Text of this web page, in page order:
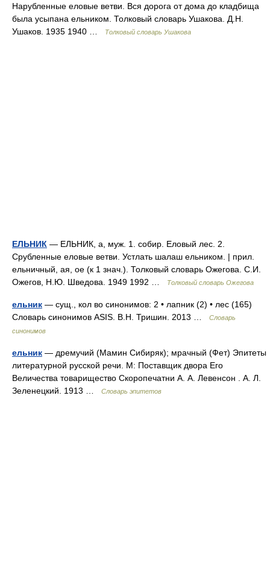
Нарубленные еловые ветви. Вся дорога от дома до кладбища
была усыпана ельником. Толковый словарь Ушакова. Д.Н.
Ушаков. 1935 1940 …
Толковый словарь Ушакова
ЕЛЬНИК — ЕЛЬНИК, а, муж. 1. собир. Еловый лес. 2.
Срубленные еловые ветви. Устлать шалаш ельником. | прил.
ельничный, ая, ое (к 1 знач.). Толковый словарь Ожегова. С.И.
Ожегов, Н.Ю. Шведова. 1949 1992 …
Толковый словарь Ожегова
ельник — сущ., кол во синонимов: 2 • лапник (2) • лес (165)
Словарь синонимов ASIS. В.Н. Тришин. 2013 …
Словарь
синонимов
ельник — дремучий (Мамин Сибиряк); мрачный (Фет) Эпитеты
литературной русской речи. М: Поставщик двора Его
Величества товарищество Скоропечатни А. А. Левенсон . А. Л.
Зеленецкий. 1913 …
Словарь эпитетов